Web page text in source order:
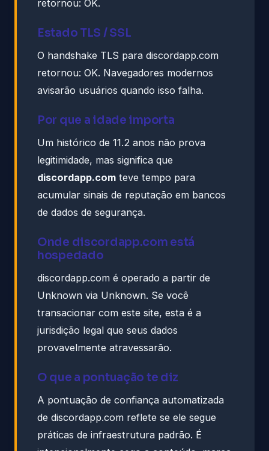
retornou: OK.
Estado TLS / SSL
O handshake TLS para discordapp.com
retornou: OK. Navegadores modernos
avisarão usuários quando isso falha.
Por que a idade importa
Um histórico de 11.2 anos não prova
legitimidade, mas significa que
discordapp.com teve tempo para
acumular sinais de reputação em bancos
de dados de segurança.
Onde discordapp.com está
hospedado
discordapp.com é operado a partir de
Unknown via Unknown. Se você
transacionar com este site, esta é a
jurisdição legal que seus dados
provavelmente atravessarão.
O que a pontuação te diz
A pontuação de confiança automatizada
de discordapp.com reflete se ele segue
práticas de infraestrutura padrão. É